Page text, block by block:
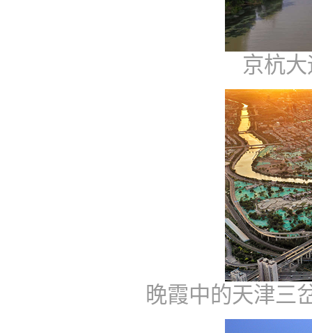
京杭
晚霞中的天津三